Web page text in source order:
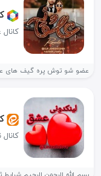
عضو شو توش پره گیف های
کانال